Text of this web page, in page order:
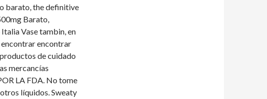
barato, the definitive
Barato,
Vase tambin, en
encontrar
de cuidado
mercancías
LA FDA. No tome
líquidos. Sweaty